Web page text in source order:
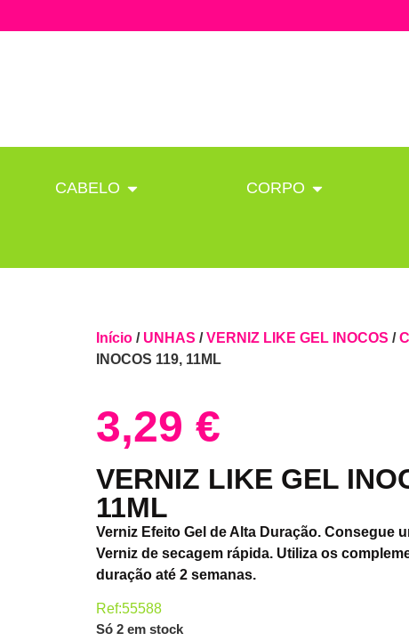
CABELO CORPO
Início/ UNHAS /VERNIZ LIKE GEL INOCOS /
INOCOS 119, 11ML
3,29 €
VERNIZ LIKE GEL
11ML
Verniz Efeito Gel de Alta Duração. Consegue
Verniz de secagem rápida. Utiliza os
duração até 2 semanas.
Ref:55588
Só 2 em stock